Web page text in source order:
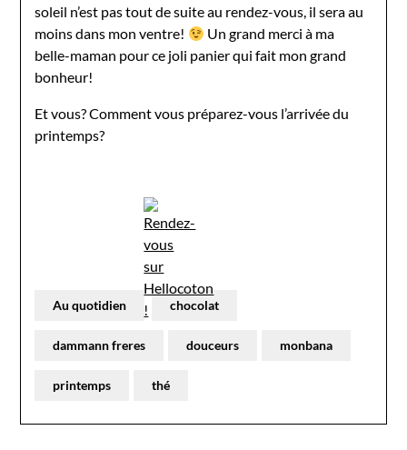
soleil n’est pas tout de suite au rendez-vous, il sera au
moins dans mon ventre!
Un grand merci à ma
belle-maman pour ce joli panier qui fait mon grand
bonheur!
Et vous? Comment vous préparez-vous l’arrivée du
printemps?
Au quotidien chocolat
dammann freres douceurs monbana
printemps thé